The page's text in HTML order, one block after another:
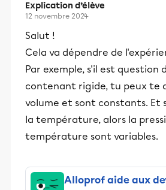
Explication d’élève
12 novembre 2024
Salut !
Cela va dépendre de
Par exemple, s'il est question
contenant rigide, tu peux te
volume et sont constants. Et
la température, alors la
température sont variables.
Alloprof aide aux